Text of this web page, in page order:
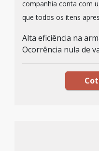
companhia conta com
que todos os itens
Alta eficiência na
Ocorrência nula de